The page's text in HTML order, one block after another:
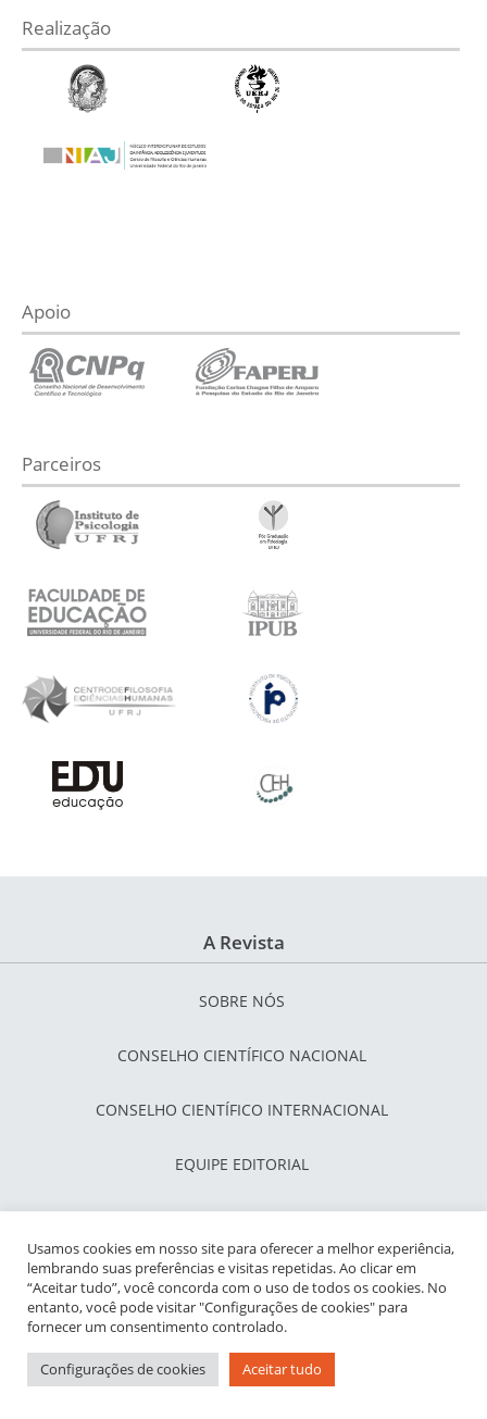
Realização
Apoio
Parceiros
A Revista
SOBRE NÓS
CONSELHO CIENTÍFICO NACIONAL
CONSELHO CIENTÍFICO INTERNACIONAL
EQUIPE EDITORIAL
INDEXADORES
Como Publicar
AVALIAÇÃO POR PARES
Usamos cookies em nosso site para oferecer a melhor experiência,
lembrando suas preferências e visitas repetidas. Ao clicar em
“Aceitar tudo”, você concorda com o uso de todos os cookies. No
entanto, você pode visitar "Configurações de cookies" para
fornecer um consentimento controlado.
Configurações de cookies Aceitar tudo